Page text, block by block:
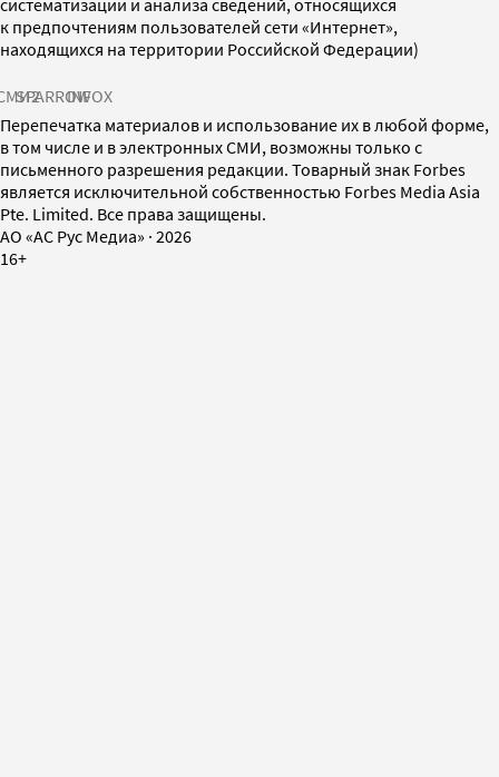
к предпочтениям пользователей сети «Интернет»,
находящихся на территории Российской Федерации)
SPARROWINFOX
Перепечатка материалов и использование их в любой форме,
в том числе и в электронных СМИ, возможны только с
письменного разрешения редакции. Товарный знак Forbes
является исключительной собственностью Forbes Media Asia
Pte. Limited. Все права защищены.
AO «АС Рус Медиа» · 2026
16+